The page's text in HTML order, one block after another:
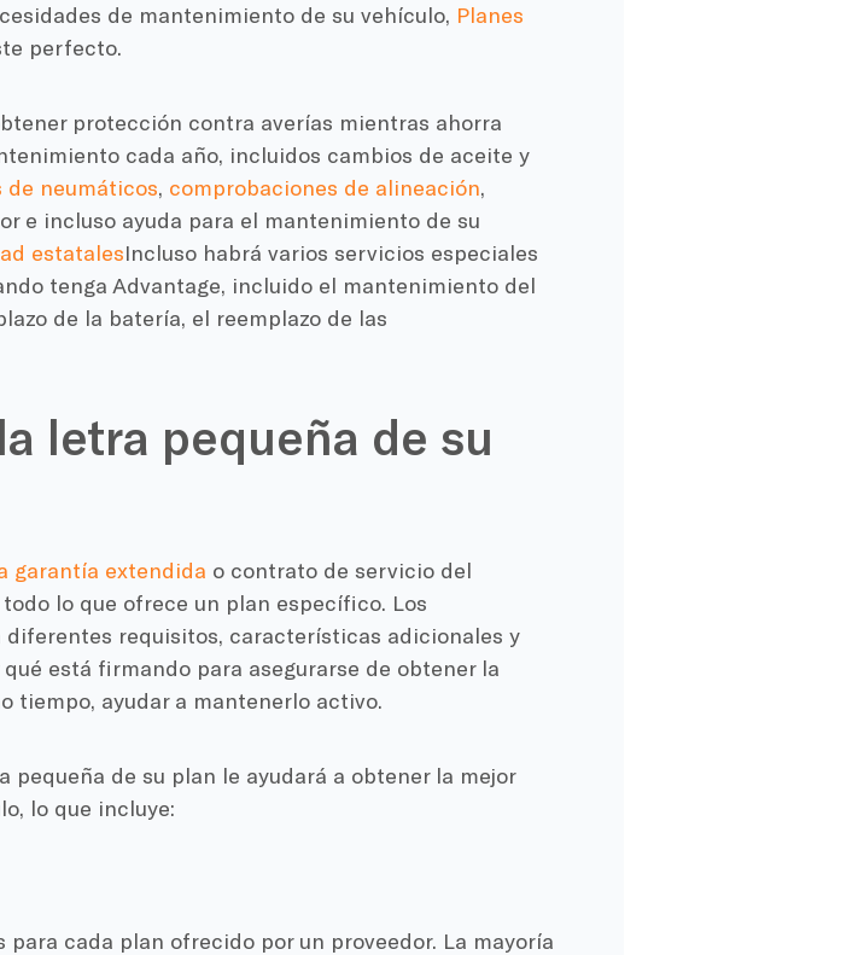
de mantenimiento de su vehículo, Planes
perfecto.
protección contra averías mientras ahorra
cada año, incluidos cambios de aceite y
de neumáticos, comprobaciones de alineación,
e incluso ayuda para el mantenimiento de su
estatalesIncluso habrá varios servicios especiales
tenga Advantage, incluido el mantenimiento del
de la batería, el reemplazo de las
letra pequeña de su
garantía extendida o contrato de servicio del
lo que ofrece un plan específico. Los
diferentes requisitos, características adicionales y
está firmando para asegurarse de obtener la
tiempo, ayudar a mantenerlo activo.
pequeña de su plan le ayudará a obtener la mejor
lo que incluye:
para cada plan ofrecido por un proveedor. La mayoría